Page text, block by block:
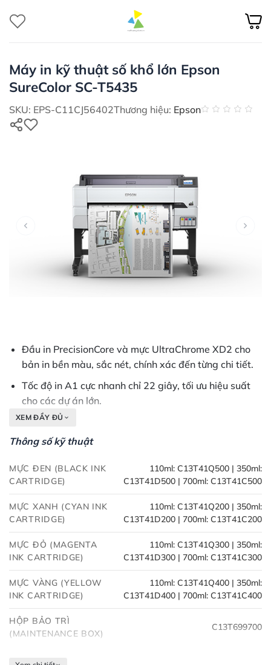
qua
Máy in kỹ thuật số khổ lớn Epson
SureColor SC-T5435
SKU: EPS-C11CJ56402Thương hiệu: Epson
Đầu in PrecisionCore và mực UltraChrome XD2 cho
bản in bền màu, sắc nét, chính xác đến từng chi tiết.
Tốc độ in A1 cực nhanh chỉ 22 giây, tối ưu hiệu suất
cho các dự án lớn.
Thiết kế nhỏ gọn, màn hình cảm ứng 4.3 inch trực
quan, thân thiện và dễ sử dụng.
Ethernet) và in từ thiết bị di động.
Hộp mực dung lượng lớn 700ml giúp tăng cường
năng suất và giảm thiểu thời gian chết.
XEM ĐẦY ĐỦ
Thông số kỹ thuật
MỰC ĐEN (BLACK INK
CARTRIDGE)
110ml: C13T41Q500 | 350ml:
C13T41D500 | 700ml: C13T41C500
MỰC XANH (CYAN INK
CARTRIDGE)
110ml: C13T41Q200 | 350ml:
C13T41D200 | 700ml: C13T41C200
MỰC ĐỎ (MAGENTA
INK CARTRIDGE)
110ml: C13T41Q300 | 350ml:
C13T41D300 | 700ml: C13T41C300
MỰC VÀNG (YELLOW
INK CARTRIDGE)
110ml: C13T41Q400 | 350ml:
C13T41D400 | 700ml: C13T41C400
HỘP BẢO TRÌ
(MAINTENANCE BOX)
C13T699700